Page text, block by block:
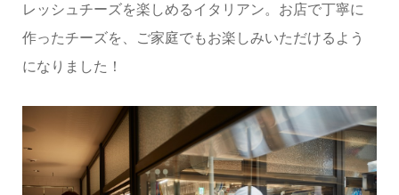
レッシュチーズを楽しめるイタリアン。お店で丁寧に
作ったチーズを、ご家庭でもお楽しみいただけるよう
になりました！